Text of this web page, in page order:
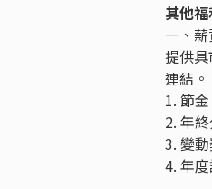
其他福
一、
提供
連結。
1. 節金
2. 年
3. 變
4. 年